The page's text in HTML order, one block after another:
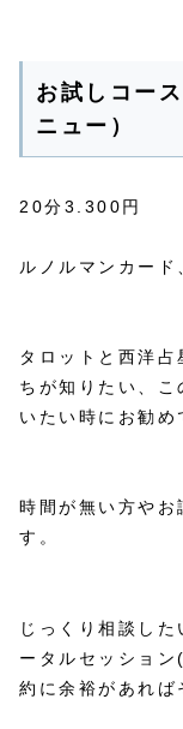
お試しコー
ニュー）
20分3.300円
ルノルマンカー
タロットと西洋
ちが知りたい、
いたい時にお勧め
時間が無い方や
す。
じっくり相談し
ータルセッショ
約に余裕があれば